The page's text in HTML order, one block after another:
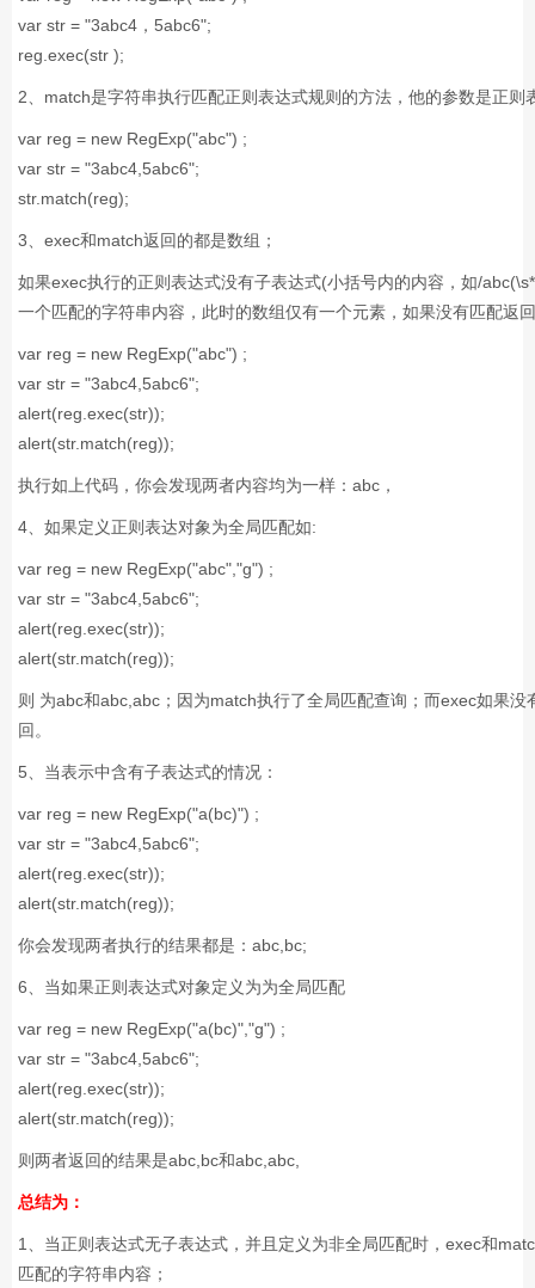
var str = "3abc4，5abc6";
reg.exec(str );
2、match是字符串执行匹配正则表达式规则的方法，他的参数是正则
var reg = new RegExp("abc") ;
var str = "3abc4,5abc6";
str.match(reg);
3、exec和match返回的都是数组；
如果exec执行的正则表达式没有子表达式(小括号内的内容，如/
一个匹配的字符串内容，此时的数组仅有一个元素，如果没有匹配返
var reg = new RegExp("abc") ;
var str = "3abc4,5abc6";
alert(reg.exec(str));
alert(str.match(reg));
执行如上代码，你会发现两者内容均为一样：abc，
4、如果定义正则表达对象为全局匹配如:
var reg = new RegExp("abc","g") ;
var str = "3abc4,5abc6";
alert(reg.exec(str));
alert(str.match(reg));
则 为abc和abc,abc；因为match执行了全局匹配查询；而exec如果
回。
5、当表示中含有子表达式的情况：
var reg = new RegExp("a(bc)") ;
var str = "3abc4,5abc6";
alert(reg.exec(str));
alert(str.match(reg));
你会发现两者执行的结果都是：abc,bc;
6、当如果正则表达式对象定义为为全局匹配
var reg = new RegExp("a(bc)","g") ;
var str = "3abc4,5abc6";
alert(reg.exec(str));
alert(str.match(reg));
则两者返回的结果是abc,bc和abc,abc,
总结为：
1、当正则表达式无子表达式，并且定义为非全局匹配时，exec和
匹配的字符串内容；